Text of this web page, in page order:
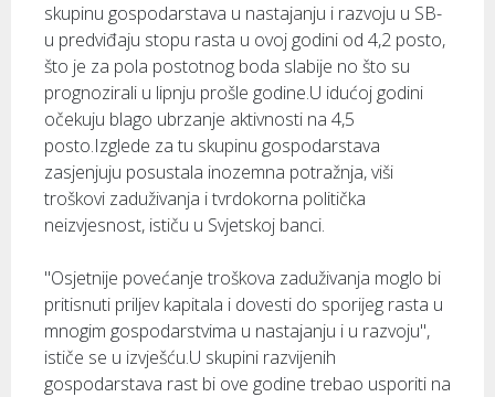
skupinu gospodarstava u nastajanju i razvoju u SB-
u predviđaju stopu rasta u ovoj godini od 4,2 posto,
što je za pola postotnog boda slabije no što su
prognozirali u lipnju prošle godine.U idućoj godini
očekuju blago ubrzanje aktivnosti na 4,5
posto.Izglede za tu skupinu gospodarstava
zasjenjuju posustala inozemna potražnja, viši
troškovi zaduživanja i tvrdokorna politička
neizvjesnost, ističu u Svjetskoj banci.
"Osjetnije povećanje troškova zaduživanja moglo bi
pritisnuti priljev kapitala i dovesti do sporijeg rasta u
mnogim gospodarstvima u nastajanju i u razvoju",
ističe se u izvješću.U skupini razvijenih
gospodarstava rast bi ove godine trebao usporiti na